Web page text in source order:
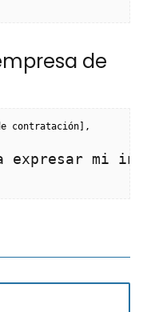
de
contratación],
mi